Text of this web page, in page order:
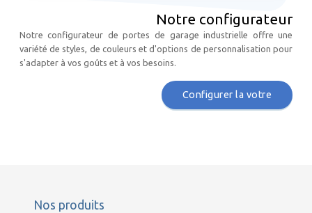
Notre configurateur
Notre configurateur de portes de garage industrielle offre une
variété de styles, de couleurs et d'options de personnalisation pour
s'adapter à vos goûts et à vos besoins.
Configurer la votre
Nos produits